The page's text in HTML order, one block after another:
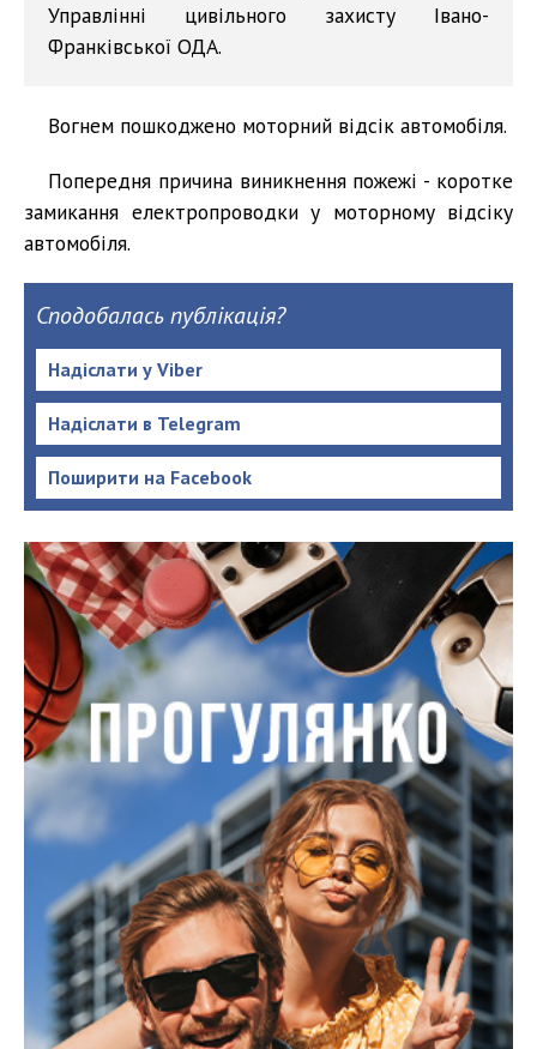
Управлінні цивільного захисту Івано-
Франківської ОДА.
Вогнем пошкоджено моторний відсік автомобіля.
Попередня причина виникнення пожежі - коротке
замикання електропроводки у моторному відсіку
автомобіля.
Сподобалась публікація?
Надіслати у Viber
Надіслати в Telegram
Поширити на Facebook